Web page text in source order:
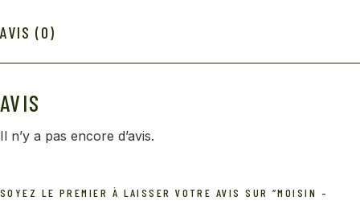
AVIS (0)
AVIS
Il n’y a pas encore d’avis.
SOYEZ LE PREMIER À LAISSER VOTRE AVIS SUR “MOISIN –